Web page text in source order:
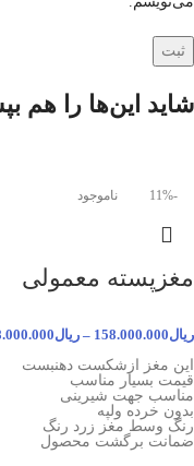
شاید این‌ها را هم
-11% ناموجود
مغزپسته معمولی
ریال158.000.000
– ریال
این مغز ازشکست دهنبست
قیمت بسیار مناسب
مناسب جهت شیرینی
بدون خرده ولپه
رنگ وسط مغز زرد رنگ
ضمانت برگشت محصول